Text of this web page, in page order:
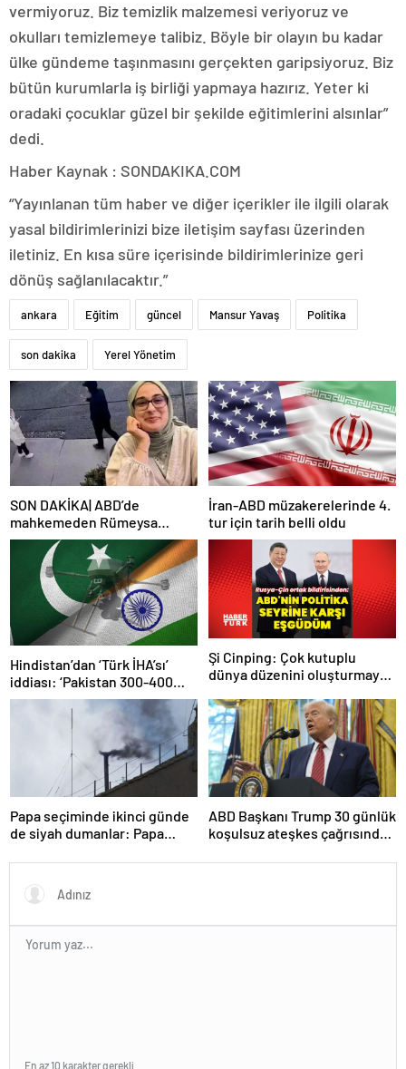
vermiyoruz. Biz temizlik malzemesi veriyoruz ve
okulları temizlemeye talibiz. Böyle bir olayın bu kadar
ülke gündeme taşınmasını gerçekten garipsiyoruz. Biz
bütün kurumlarla iş birliği yapmaya hazırız. Yeter ki
oradaki çocuklar güzel bir şekilde eğitimlerini alsınlar”
dedi.
Haber Kaynak : SONDAKIKA.COM
“Yayınlanan tüm haber ve diğer içerikler ile ilgili olarak
yasal bildirimlerinizi bize iletişim sayfası üzerinden
iletiniz. En kısa süre içerisinde bildirimlerinize geri
dönüş sağlanılacaktır.”
ankara Eğitim güncel Mansur Yavaş Politika
son dakika Yerel Yönetim
SON DAKİKA| ABD’de
mahkemeden Rümeysa
Öztürk kararı: Serbest
bırakıldı!
İran-ABD müzakerelerinde 4.
tur için tarih belli oldu
Hindistan’dan ‘Türk İHA’sı’
iddiası: ‘Pakistan 300-400
tanesi ile 36 noktaya sızdı’
Şi Cinping: Çok kutuplu
dünya düzenini oluşturmaya
Papa seçiminde ikinci günde
de siyah dumanlar: Papa
ABD Başkanı Trump 30 günlük
koşulsuz ateşkes çağrısında
En az 10 karakter gerekli